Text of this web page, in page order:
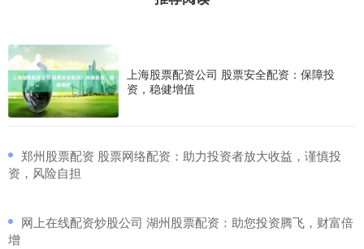
上海股票配资公司 股票安全配资：保障投
资，稳健增值
​郑州股票配资 股票网络配资：助力投资者放大收益，谨慎投
资，风险自担
​网上在线配资炒股公司 湖州股票配资：助您投资腾飞，财富倍
增